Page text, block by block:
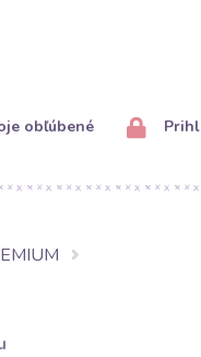
obľúbené